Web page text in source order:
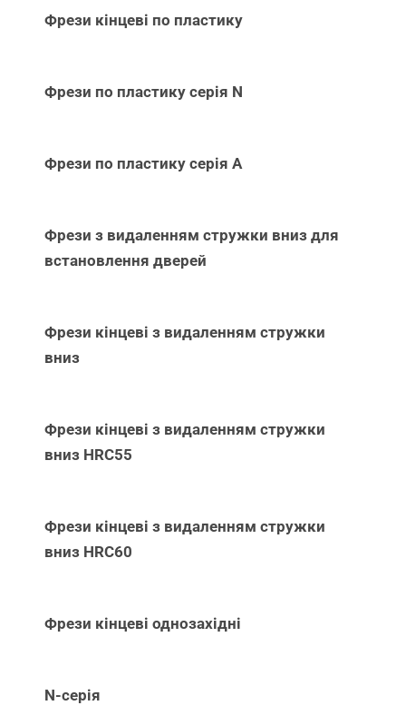
Фрези кінцеві по пластику
Фрези по пластику серія N
Фрези по пластику серія А
Фрези з видаленням стружки вниз для
встановлення дверей
Фрези кінцеві з видаленням стружки
вниз
Фрези кінцеві з видаленням стружки
вниз НRC55
Фрези кінцеві з видаленням стружки
вниз НRC60
Фрези кінцеві однозахідні
N-серія